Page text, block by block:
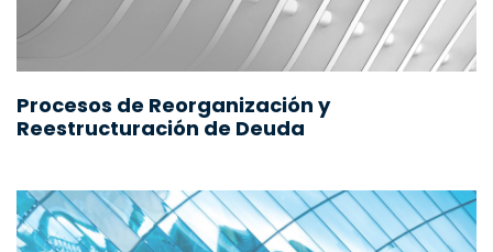
Procesos de Reorganización y
Reestructuración de Deuda